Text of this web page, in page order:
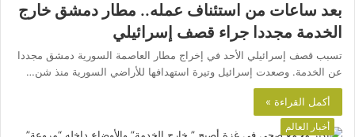
بعد ساعات من استئناف عمله.. مطار دمشق خارج
الخدمة مجددا جراء قصف إسرائيلي
تسبب قصف إسرائيلي الأحد في إخراج مطار العاصمة السورية دمشق مجددا
عن الخدمة. وصعدت إسرائيل وتيرة استهدافها للأراضي السورية منذ شن…
أكمل القراءة »
أخبار العالم